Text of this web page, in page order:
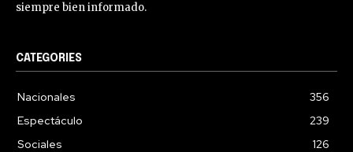
siempre bien informado.
CATEGORIES
Nacionales
356
Espectáculo
239
Sociales
126